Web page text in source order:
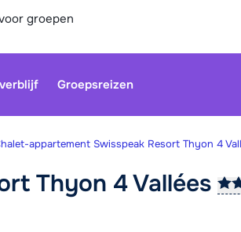
groepen
Groepsreizen
Onze
appartement Swisspeak Resort Thyon 4
Thyon 4Vallées